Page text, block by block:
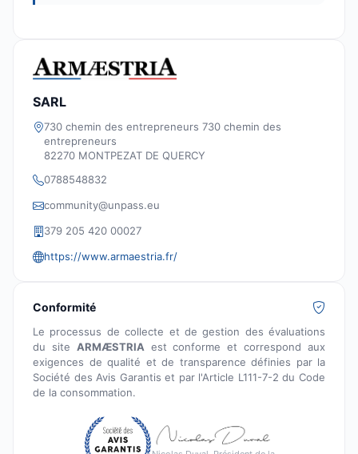
SARL
730 chemin des entrepreneurs 730 chemin des
entrepreneurs
82270 MONTPEZAT DE QUERCY
0788548832
community@unpass.eu
379 205 420 00027
https://www.armaestria.fr/
Conformité
Le processus de collecte et de gestion des évaluations
du site ARMÆSTRIA est conforme et correspond aux
exigences de qualité et de transparence définies par la
Société des Avis Garantis et par l'Article L111-7-2 du Code
de la consommation.